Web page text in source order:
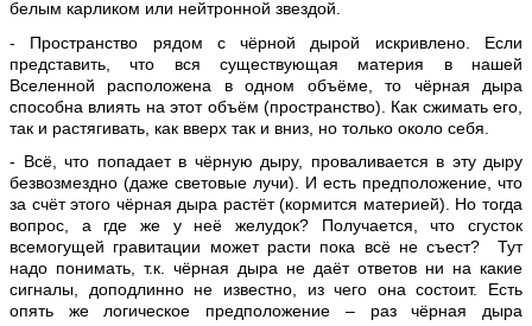
белым карликом или нейтронной звездой.
- Пространство рядом с чёрной дырой искривлено. Если
представить, что вся существующая материя в нашей
Вселенной расположена в одном объёме, то чёрная дыра
способна влиять на этот объём (пространство). Как сжимать его,
так и растягивать, как вверх так и вниз, но только около себя.
- Всё, что попадает в чёрную дыру, проваливается в эту дыру
безвозмездно (даже световые лучи). И есть предположение, что
за счёт этого чёрная дыра растёт (кормится материей). Но тогда
вопрос, а где же у неё желудок? Получается, что сгусток
всемогущей гравитации может расти пока всё не съест? Тут
надо понимать, т.к. чёрная дыра не даёт ответов ни на какие
сигналы, доподлинно не известно, из чего она состоит. Есть
опять же логическое предположение – раз чёрная дыра